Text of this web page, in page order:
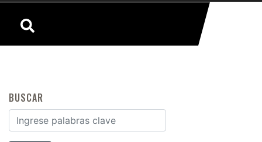
BUSCAR
Buscar por: